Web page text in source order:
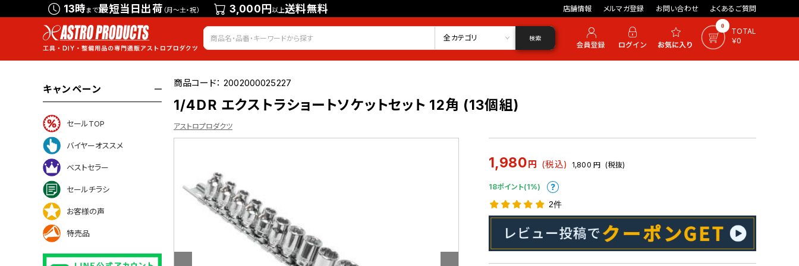
13時まで最短当日出荷 （月～土・祝） 3,000円以上送料無料 店舗情報 メルマガ登録 お問い合わせ よくあるご質問
会員登録 ログイン お気に入り 0
TOTAL
￥0
全カテゴリ 検索
キャンペーン
セールTOP
バイヤーオススメ
ベストセラー
セールチラシ
お客様の声
特売品
商品コード：2002000025227
1/4DR エクストラショートソケットセット 12角 (13個組)
アストロプロダクツ
1,980円 (税込) 1,800 円 (税抜)
18ポイント(1%)
2件